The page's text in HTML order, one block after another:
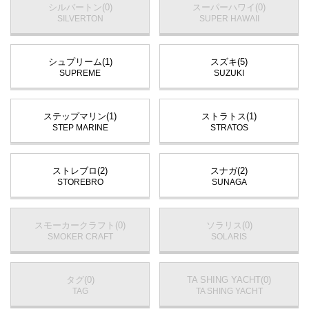
シルバートン(0)
SILVERTON
スーパーハワイ(0)
SUPER HAWAII
シュプリーム(1)
SUPREME
スズキ(5)
SUZUKI
ステップマリン(1)
STEP MARINE
ストラトス(1)
STRATOS
ストレブロ(2)
STOREBRO
スナガ(2)
SUNAGA
スモーカークラフト(0)
SMOKER CRAFT
ソラリス(0)
SOLARIS
タグ(0)
TAG
TA SHING YACHT(0)
TA SHING YACHT